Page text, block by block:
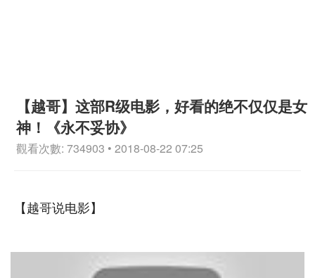
【越哥】这部R级电影，好看的绝不仅仅是女
神！《永不妥协》
觀看次數: 734903 • 2018-08-22 07:25
【越哥说电影】